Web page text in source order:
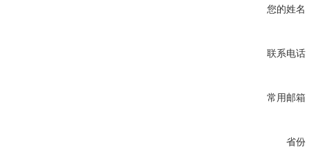
您的姓名
联系电话
常用邮箱
省份